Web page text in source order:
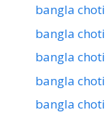
bangla
bangla choti
bangla choti
bangla
bangla